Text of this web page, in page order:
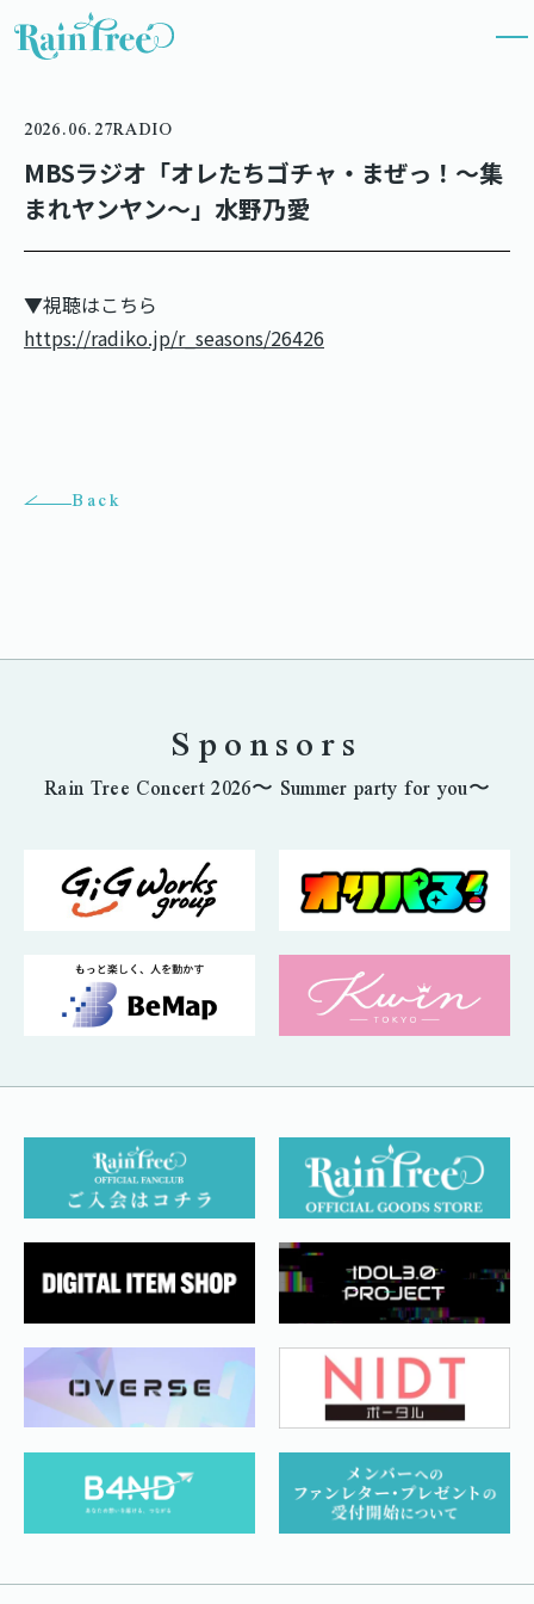
2026.06.27RADIO
MBSラジオ「オレたちゴチャ・まぜっ！～集
まれヤンヤン～」水野乃愛
▼視聴はこちら
https://radiko.jp/r_seasons/26426
Back
Sponsors
Rain Tree Concert 2026〜 Summer party for you〜